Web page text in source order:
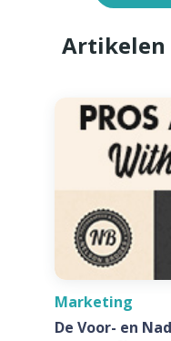
Artikelen
Marketing
De Voor- en